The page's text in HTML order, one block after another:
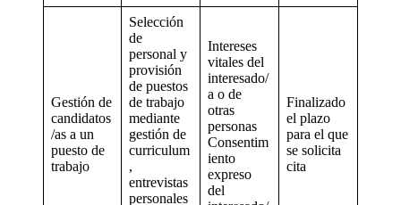
Gestión de
candidatos
/as a un
puesto de
trabajo
Selección
de
personal y
provisión
de puestos
de trabajo
mediante
gestión de
curriculum
,
entrevistas
personales
Intereses
vitales del
interesado/
a o de
otras
personas
Consentim
iento
expreso
del
Finalizado
el plazo
para el que
se solicita
cita